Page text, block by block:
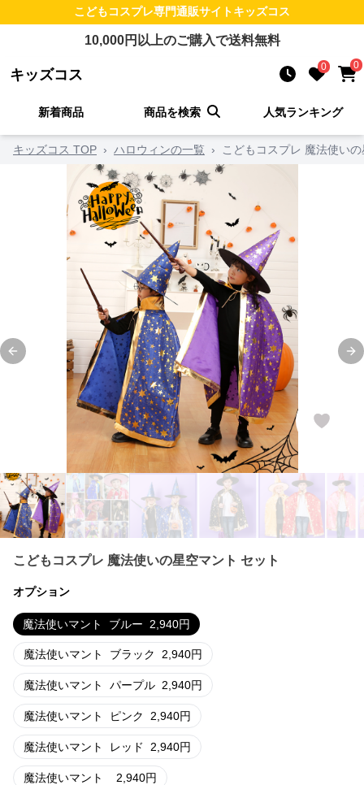
こどもコスプレ専門通販サイトキッズコス
10,000円以上のご購入で送料無料
キッズコス 0 0
新着商品 商品を検索 人気ランキング
キッズコス TOP › ハロウィンの一覧 › こどもコスプレ 魔法使い
Previous slide
こどもコスプレ 魔法使いの星空マント セット
オプション
魔法使いマント ブルー 2,940円
魔法使いマント ブラック 2,940円
魔法使いマント パープル 2,940円
魔法使いマント ピンク 2,940円
魔法使いマント レッド 2,940円
魔法使いマント 2,940円